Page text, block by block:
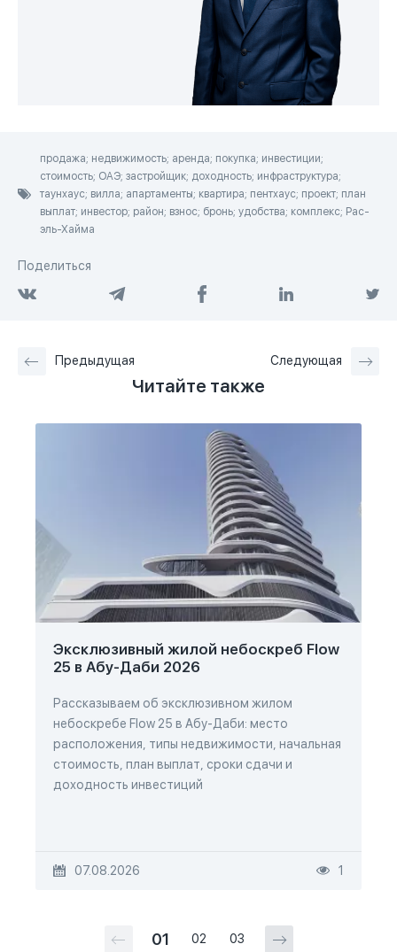
продажа; недвижимость; аренда; покупка; инвестиции;
стоимость; ОАЭ; застройщик; доходность; инфраструктура;
таунхаус; вилла; апартаменты; квартира; пентхаус; проект; план
выплат; инвестор; район; взнос; бронь; удобства; комплекс; Рас-
эль-Хайма
Поделиться
Предыдущая Следующая
Читайте также
Эксклюзивный жилой небоскреб Flow
25 в Абу-Даби 2026
Рассказываем об эксклюзивном жилом
небоскребе Flow 25 в Абу-Даби: место
расположения, типы недвижимости, начальная
стоимость, план выплат, сроки сдачи и
доходность инвестиций
07.08.2026 1
01 02 03